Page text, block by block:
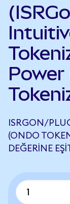
Power
ISRGON/
(ONDO
DEĞERINE